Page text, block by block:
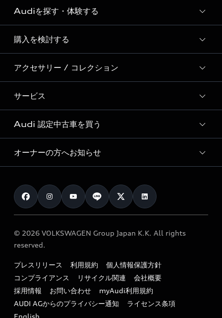
Audi ブランド
Story of Progress
Audi Sport
Formula 1®
デジタルサービス
Audiを探す・体験する
ディーラー検索
新車在庫検索
試乗車・展示車検索
見積り依頼
試乗予約
購入を検討する
モデル一覧
特別仕様モデル / 限定モデル
e-tronラインアップ
価格シミュレーション
車両比較
カタログ一覧
アクセサリー / コレクション
純正アクセサリー
オンラインショップ
Audi collection
アウディナビアプリ
サービス
サービス入庫予約
サービスプログラム
メンテナンス
車検 / 定期点検
e-tronアフターサポート
myAudi
Audi 認定中古車を買う
Audi認定中古車
クオリティ
保証
メンテナンス
ファイナンス
キャンペーン / イベント
買取査定
オーナーの方へお知らせ
お知らせ
オーナー様向けキャンペーン
特定整備適用車一覧
リサイクル法
よくある質問（FAQ）
© 2026 VOLKSWAGEN Group Japan K.K. All rights
reserved.
プレスリリース 利用規約
個人情報保護方針
コンプライアンス
リサイクル関連
会社概要
採用情報
お問い合わせ
myAudi利用規約
AUDI AGからのプライバシー通知
ライセンス条項
English